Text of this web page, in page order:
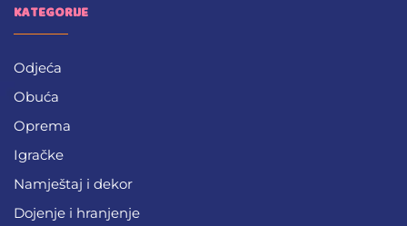
KATEGORIJE
Odjeća
Obuća
Oprema
Igračke
Namještaj i dekor
Dojenje i hranjenje